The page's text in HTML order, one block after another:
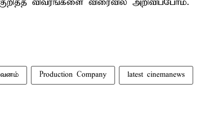
Production Company latest cinemanews